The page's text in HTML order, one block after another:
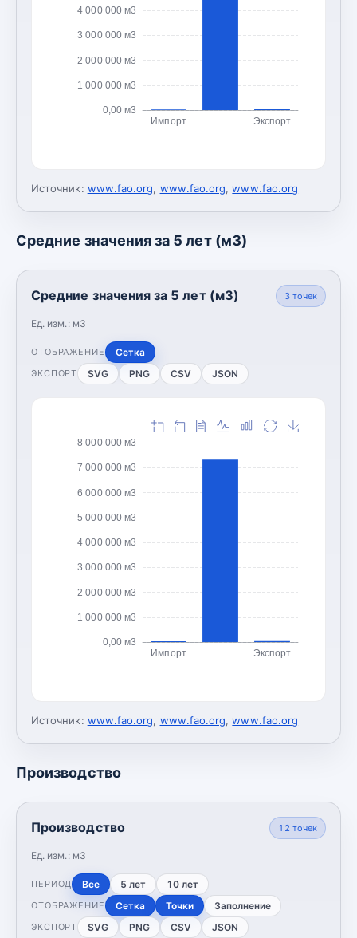
0,00 м3
1 000 000 м3
2 000 000 м3
3 000 000 м3
4 000 000 м3
Импорт Экспорт
Источник: www.fao.org, www.fao.org,www.fao.org
Средние значения за 5 лет (м3)
Средние значения за 5 лет (м3)
Ед. изм.: м3
3точек
ОТОБРАЖЕНИЕ Сетка
ЭКСПОРТ SVG PNG CSV JSON
0,00 м3
1 000 000 м3
2 000 000 м3
3 000 000 м3
4 000 000 м3
5 000 000 м3
6 000 000 м3
7 000 000 м3
8 000 000 м3
Импорт Экспорт
Источник: www.fao.org, www.fao.org,www.fao.org
Производство
Производство
Ед. изм.: м3
12 точек
ПЕРИОД Все 5 лет 10 лет
ОТОБРАЖЕНИЕ Сетка Точки Заполнение
ЭКСПОРТ SVG PNG CSV JSON